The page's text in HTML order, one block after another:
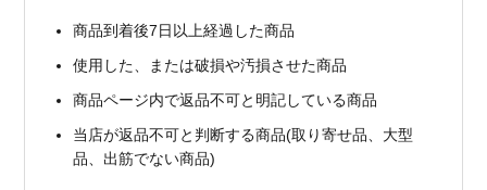
商品到着後7日以上経過した商品
使用した、または破損や汚損させた商品
商品ページ内で返品不可と明記している商品
当店が返品不可と判断する商品(取り寄せ品、大型
品、出筋でない商品)